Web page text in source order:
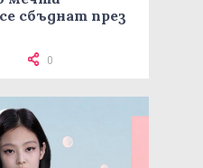
сбъднат през
0